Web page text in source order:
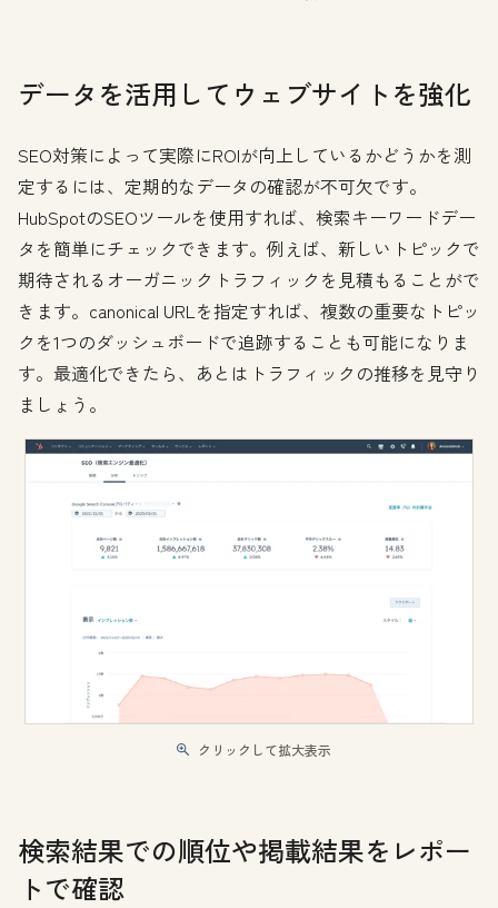
データを活用してウェブサイトを強化
SEO対策によって実際にROIが向上しているかどうかを測
定するには、定期的なデータの確認が不可欠です。
HubSpotのSEOツールを使用すれば、検索キーワードデー
タを簡単にチェックできます。例えば、新しいトピックで
期待されるオーガニックトラフィックを見積もることがで
きます。canonical URLを指定すれば、複数の重要なトピッ
クを1つのダッシュボードで追跡することも可能になりま
す。最適化できたら、あとはトラフィックの推移を見守り
ましょう。
クリックして拡大表示
検索結果での順位や掲載結果をレポー
トで確認